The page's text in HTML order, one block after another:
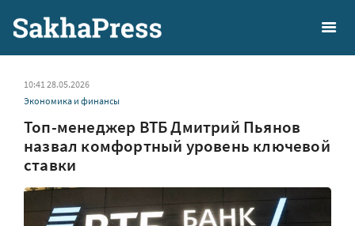
10:41 28.05.2026
Экономика и финансы
Топ-менеджер ВТБ Дмитрий Пьянов
назвал комфортный уровень ключевой
ставки